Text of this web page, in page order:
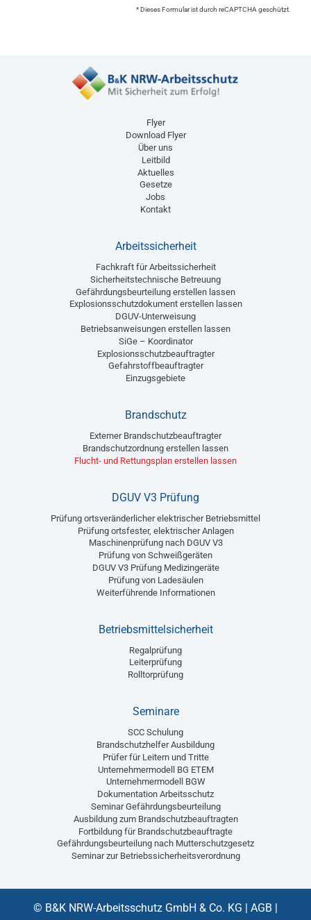
* Dieses Formular ist durch reCAPTCHA geschützt.
Flyer
Download Flyer
Über uns
Leitbild
Aktuelles
Gesetze
Jobs
Kontakt
Arbeitssicherheit
Fachkraft für Arbeitssicherheit
Sicherheitstechnische Betreuung
Gefährdungsbeurteilung erstellen lassen
Explosionsschutzdokument erstellen lassen
DGUV-Unterweisung
Betriebsanweisungen erstellen lassen
SiGe – Koordinator
Explosionsschutzbeauftragter
Gefahrstoffbeauftragter
Einzugsgebiete
Brandschutz
Externer Brandschutzbeauftragter
Brandschutzordnung erstellen lassen
Flucht- und Rettungsplan erstellen lassen
DGUV V3 Prüfung
Prüfung ortsveränderlicher elektrischer Betriebsmittel
Prüfung ortsfester, elektrischer Anlagen
Maschinenprüfung nach DGUV V3
Prüfung von Schweißgeräten
DGUV V3 Prüfung Medizingeräte
Prüfung von Ladesäulen
Weiterführende Informationen
Betriebsmittelsicherheit
Regalprüfung
Leiterprüfung
Rolltorprüfung
Seminare
SCC Schulung
Brandschutzhelfer Ausbildung
Prüfer für Leitern und Tritte
Unternehmermodell BG ETEM
Unternehmermodell BGW
Dokumentation Arbeitsschutz
Seminar Gefährdungsbeurteilung
Ausbildung zum Brandschutzbeauftragten
Fortbildung für Brandschutzbeauftragte
Gefährdungsbeurteilung nach Mutterschutzgesetz
Seminar zur Betriebssicherheitsverordnung
© B&K NRW-Arbeitsschutz GmbH & Co. KG | AGB |